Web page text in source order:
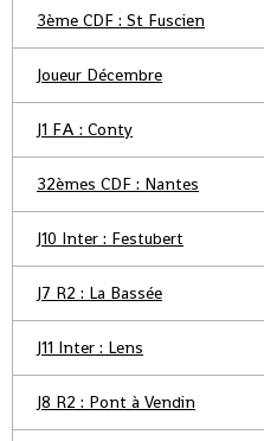
3ème CDF : St Fuscien
Joueur Décembre
J1 FA : Conty
32èmes CDF : Nantes
J10 Inter : Festubert
J7 R2 : La Bassée
J11 Inter : Lens
J8 R2 : Pont à Vendin